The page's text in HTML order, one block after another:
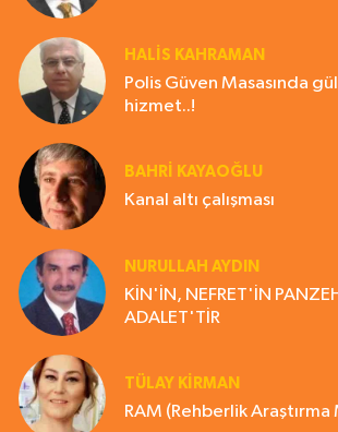
HALIS KAHRAMAN
Polis Güven Masasında
hizmet..!
BAHRI KAYAOĞLU
Kanal altı çalışması
NURULLAH AYDIN
KİN'İN, NEFRET'İN
ADALET'TİR
TÜLAY KİRMAN